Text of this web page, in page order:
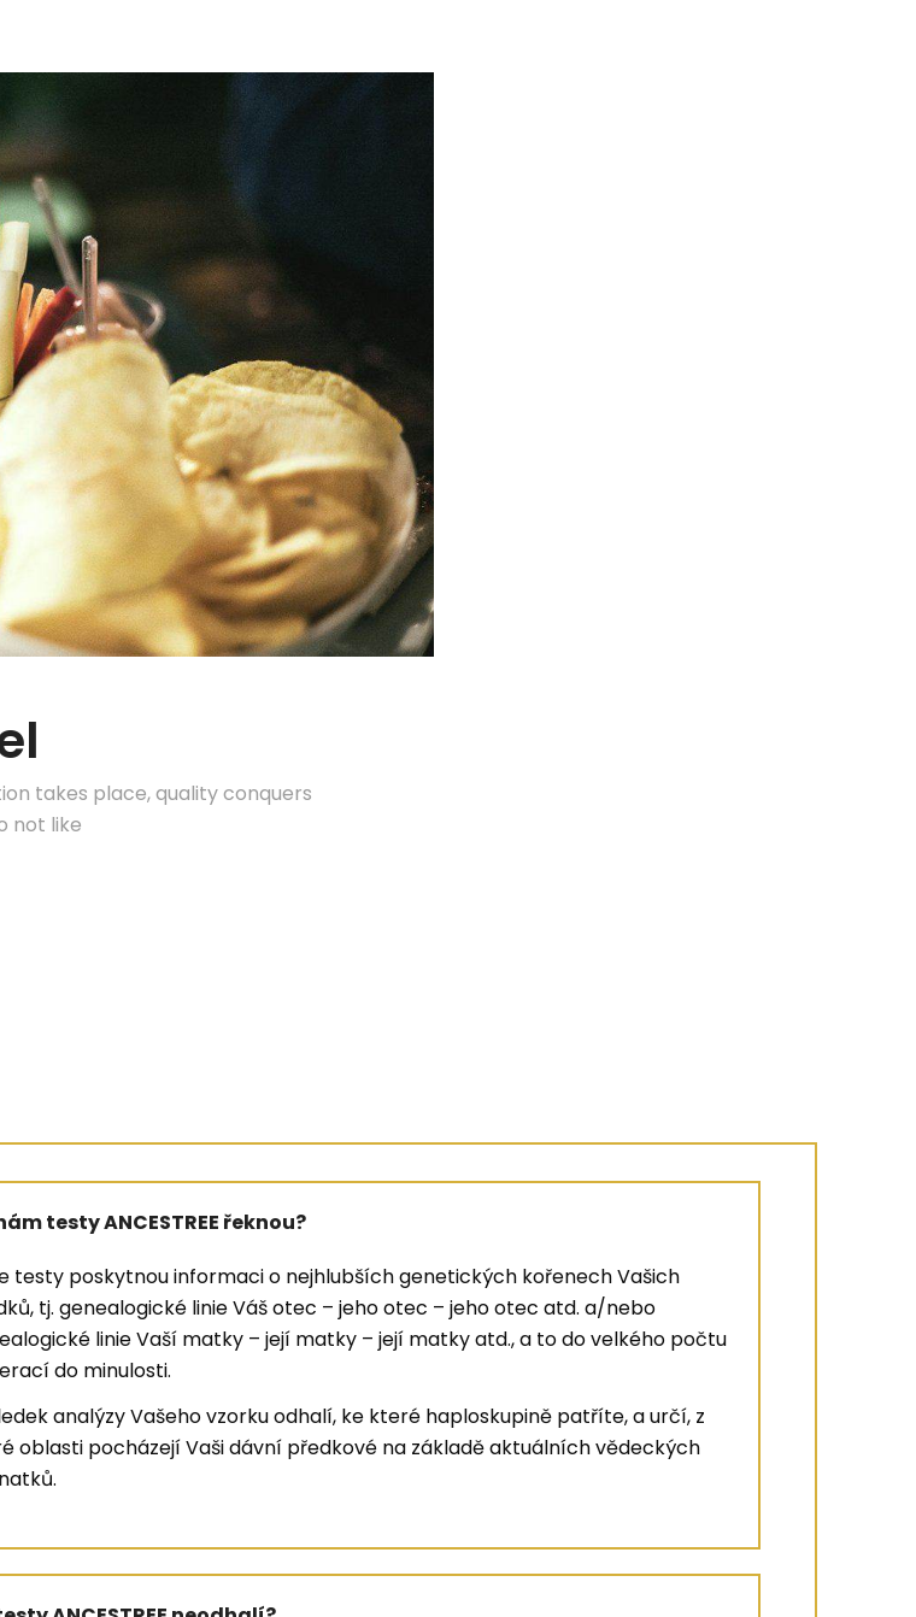
takes place, quality conquers
not like
testy ANCESTREE řeknou?
testy poskytnou informaci o nejhlubších genetických kořenech Vašich
tj. genealogické linie Váš otec – jeho otec – jeho otec atd. a/nebo
linie Vaší matky – její matky – její matky atd., a to do velkého počtu
do minulosti.
analýzy Vašeho vzorku odhalí, ke které haploskupině patříte, a určí, z
oblasti pocházejí Vaši dávní předkové na základě aktuálních vědeckých